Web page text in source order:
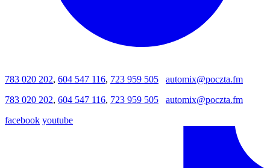
783 020 202, 604 547 116, 723 959 505
automix@poczta.fm
783 020 202, 604 547 116, 723 959 505
automix@poczta.fm
facebook youtube